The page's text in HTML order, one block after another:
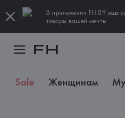
В приложении FH.BY еще
товары вашей мечты
Sale Женщинам